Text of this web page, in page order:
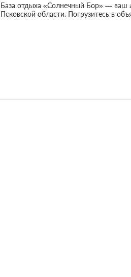
База отдыха «Солнечный Бор» — ваш
Псковской области. Погрузитесь в